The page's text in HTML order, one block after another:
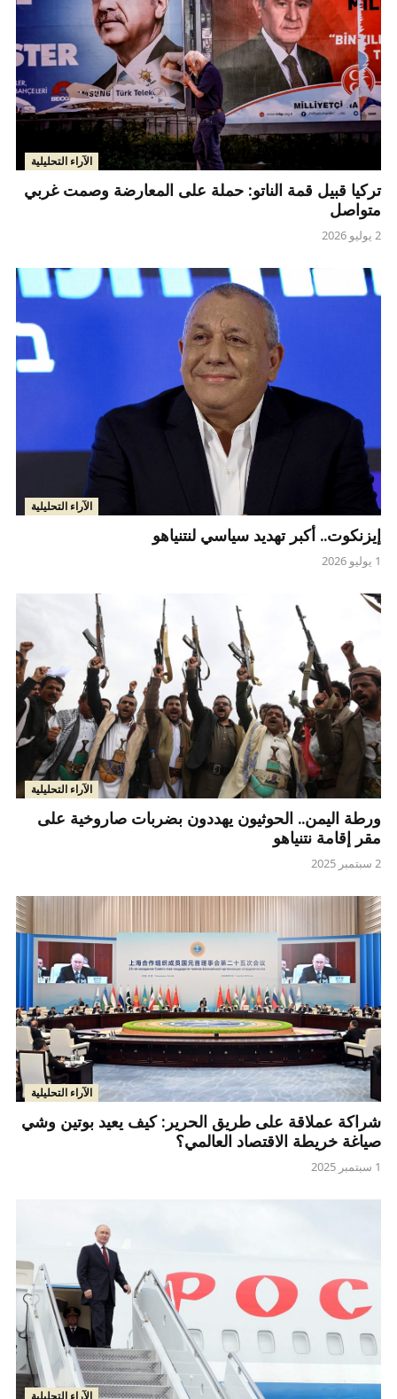
الآراء التحليلية
تركيا قبيل قمة الناتو: حملة على المعارضة وصمت غربي
متواصل
2 يوليو 2026
الآراء التحليلية
إيزنكوت.. أكبر تهديد سياسي لنتنياهو
1 يوليو 2026
الآراء التحليلية
ورطة اليمن.. الحوثيون يهددون بضربات صاروخية على
مقر إقامة نتنياهو
2 سبتمبر 2025
الآراء التحليلية
شراكة عملاقة على طريق الحرير: كيف يعيد بوتين وشي
صياغة خريطة الاقتصاد العالمي؟
1 سبتمبر 2025
الآراء التحليلية